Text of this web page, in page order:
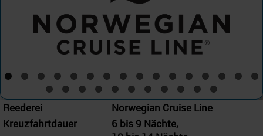
Reederei
Norwegian Cruise Line
Kreuzfahrtdauer
6 bis 9 Nächte,